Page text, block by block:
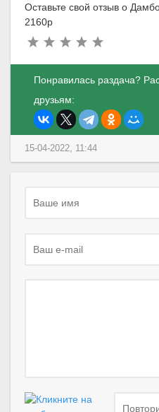
Оставьте свой отзыв о
2160p
Понравилась раздача?
друзьям:
15-04-2022, 11:44